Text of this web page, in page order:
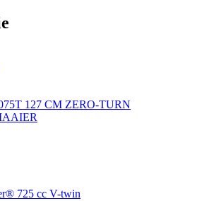
127 CM ZERO-TURN
725 cc V-twin